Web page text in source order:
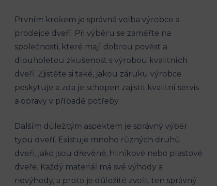
Prvním krokem je správná volba výrobce a
prodejce dveří. Při výběru se zaměřte na
společnosti, které mají dobrou pověst a
dlouholetou zkušenost s výrobou kvalitních
dveří. Zjistěte si také, jakou záruku výrobce
poskytuje a zda je schopen zajistit kvalitní servis
a opravy v případě potřeby.
Dalším důležitým aspektem je správný výběr
typu dveří. Existuje mnoho různých druhů
dveří, jako jsou dřevěné, hliníkové nebo plastové
dveře. Každý materiál má své výhody a
nevýhody, a proto je důležité zvolit ten správný